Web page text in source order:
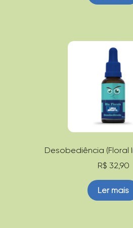
Desobediência (Floral
R$ 32,90
Ler mais